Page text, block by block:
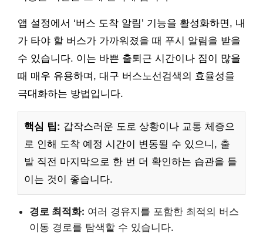
앱 설정에서 ‘버스 도착 알림’ 기능을 활성화하면, 내
가 타야 할 버스가 가까워졌을 때 푸시 알림을 받을
수 있습니다. 이는 바쁜 출퇴근 시간이나 짐이 많을
때 매우 유용하며, 대구 버스노선검색의 효율성을
극대화하는 방법입니다.
핵심 팁: 갑작스러운 도로 상황이나 교통 체증으
로 인해 도착 예정 시간이 변동될 수 있으니, 출
발 직전 마지막으로 한 번 더 확인하는 습관을 들
이는 것이 좋습니다.
경로 최적화: 여러 경유지를 포함한 최적의 버스
이동 경로를 탐색할 수 있습니다.